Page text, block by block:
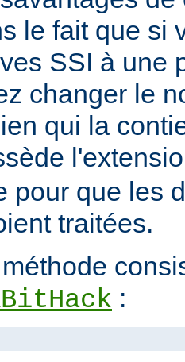
le fait que si
SSI à une
changer le
qui la
pour que les
traitées.
: